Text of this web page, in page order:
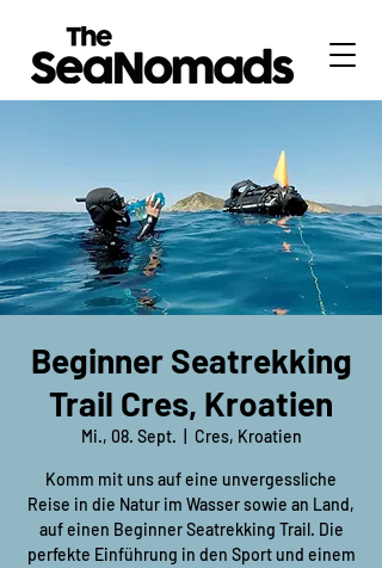
Beginner Seatrekking
Trail Cres, Kroatien
Mi., 08. Sept. Cres, Kroatien
Komm mit uns auf eine unvergessliche
Reise in die Natur im Wasser sowie an Land,
auf einen Beginner Seatrekking Trail. Die
perfekte Einführung in den Sport und einem